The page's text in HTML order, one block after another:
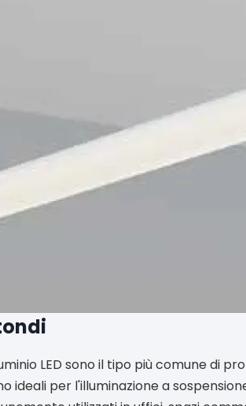
LED sono il tipo più comune di
ideali per l'illuminazione a